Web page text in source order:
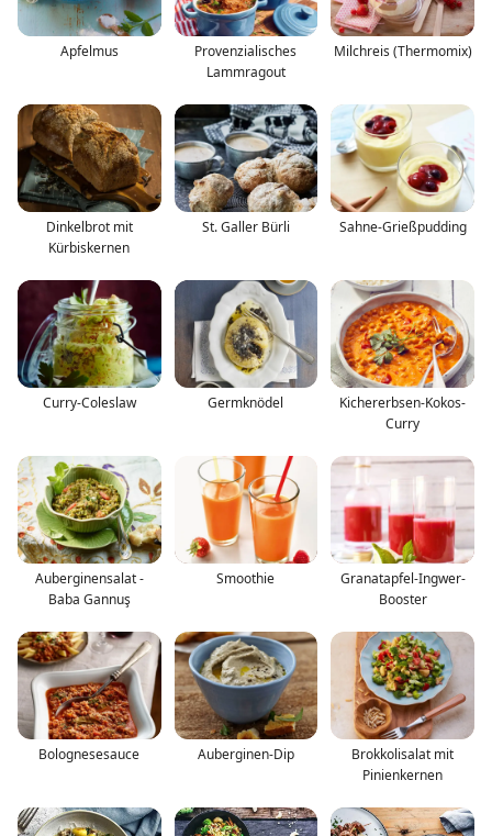
Apfelmus
Provenzialisches
Lammragout
Milchreis (Thermomix)
Dinkelbrot mit
Kürbiskernen
St. Galler Bürli Sahne-Grießpudding
Curry-Coleslaw Germknödel
Kichererbsen-Kokos-
Curry
Auberginensalat -
Baba Gannuş
Smoothie
Granatapfel-Ingwer-
Booster
Bolognesesauce Auberginen-Dip
Brokkolisalat mit
Pinienkernen